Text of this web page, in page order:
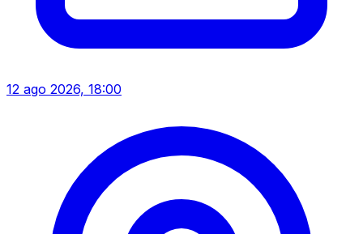
12 ago 2026, 18:00